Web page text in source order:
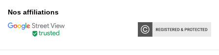
Nos affiliations